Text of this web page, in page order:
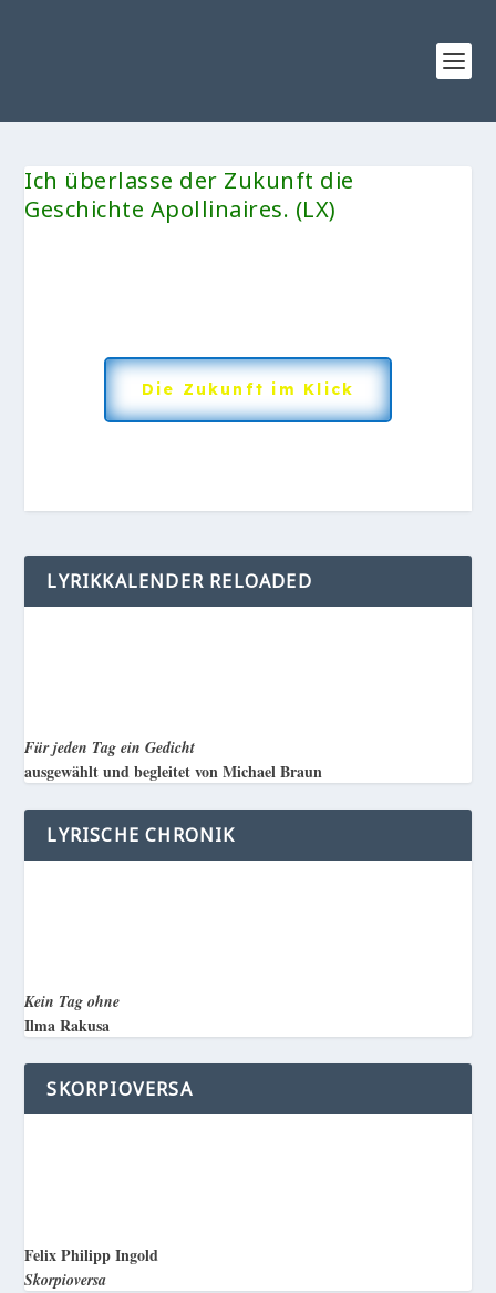
Ich überlasse der Zukunft die
Geschichte Apollinaires. (LX)
Die Zukunft im Klick
LYRIKKALENDER RELOADED
Für jeden Tag ein Gedicht
ausgewählt und begleitet von Michael Braun
LYRISCHE CHRONIK
Kein Tag ohne
Ilma Rakusa
SKORPIOVERSA
Felix Philipp Ingold
Skorpioversa